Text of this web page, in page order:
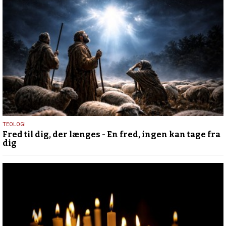
24.
december
2025
TEOLOGI
Fred til dig, der længes - En fred, ingen kan tage fra
dig